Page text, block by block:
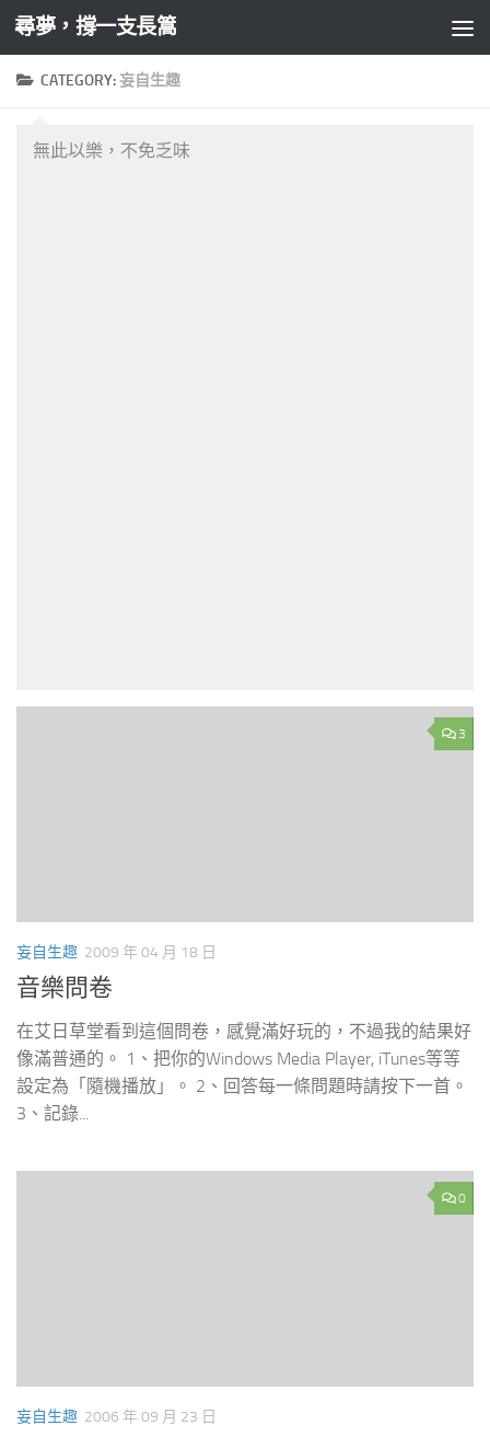
Skip to content
尋夢，撐一支長篙
CATEGORY:妄自生趣
無此以樂，不免乏味
3
妄自生趣 2009 年 04 月 18 日
音樂問卷
在艾日草堂看到這個問卷，感覺滿好玩的，不過我的結果好
像滿普通的。 1、把你的Windows Media Player, iTunes等等
設定為「隨機播放」。 2、回答每一條問題時請按下一首。
3、記錄...
0
妄自生趣 2006 年 09 月 23 日